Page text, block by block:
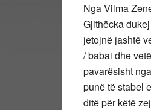
Nga Vilma
Gjithëcka
jetojnë jashtë
/ babai dhe
pavarësisht
punë të stabel
ditë për këtë